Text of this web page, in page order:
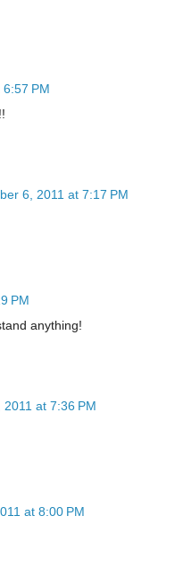
PM
6, 2011 at 7:17 PM
PM
anything!
at 7:36 PM
at 8:00 PM